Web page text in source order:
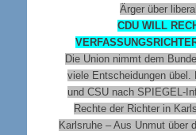
Ärger über
CDU WILL
Die Union nimmt dem
viele Entscheidungen übel.
und CSU nach SPIEGEL-
Rechte der Richter in
Karlsruhe – Aus Unmut über